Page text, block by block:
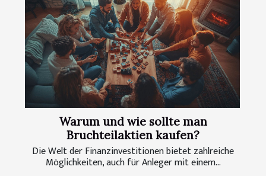
Warum und wie sollte man
Bruchteilaktien kaufen?
Die Welt der Finanzinvestitionen bietet zahlreiche
Möglichkeiten, auch für Anleger mit einem...